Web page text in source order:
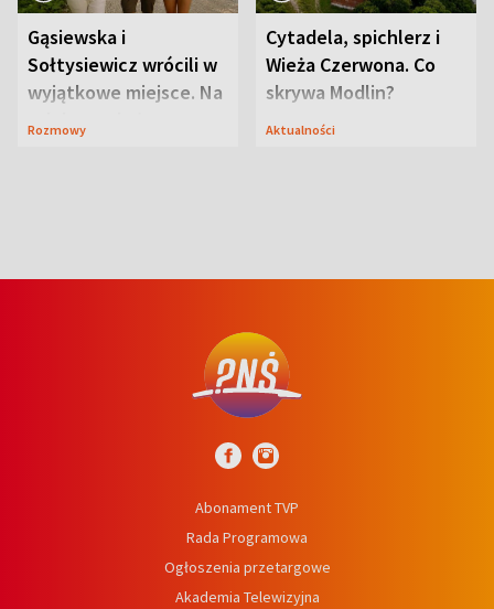
Gąsiewska i
Sołtysiewicz wrócili w
wyjątkowe miejsce. Na
szlaku czekał
Rozmowy
Cytadela, spichlerz i
Wieża Czerwona. Co
skrywa Modlin?
Aktualności
Abonament TVP
Rada Programowa
Ogłoszenia przetargowe
Akademia Telewizyjna